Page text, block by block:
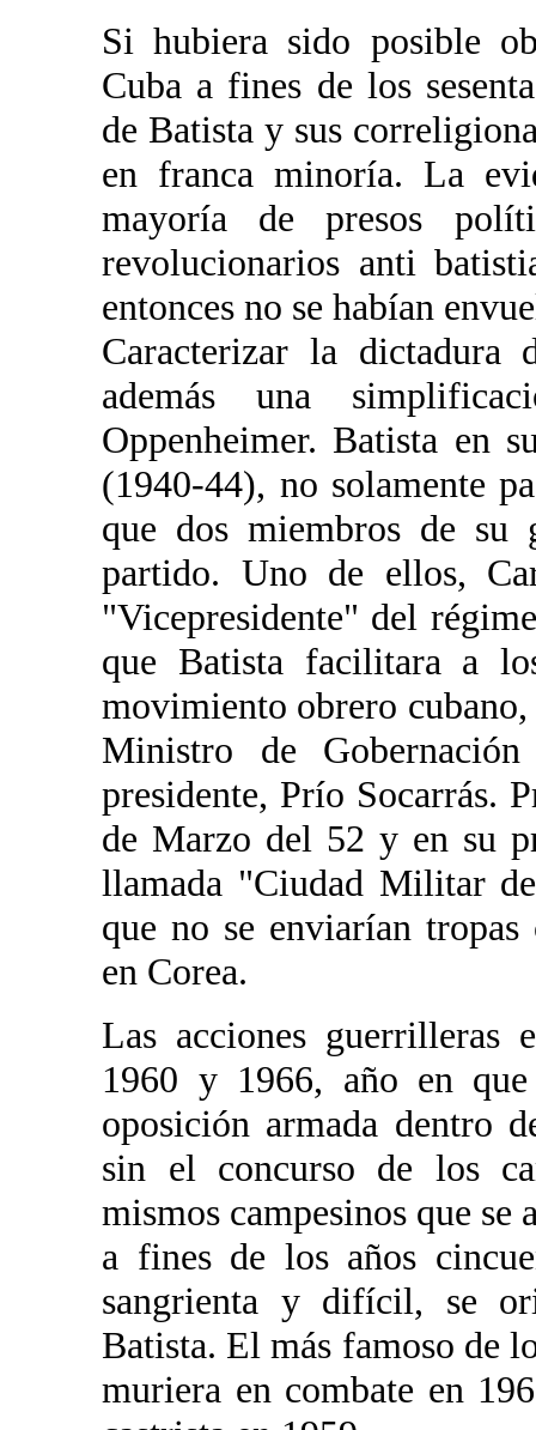
Si hubiera sido posible
Cuba a fines de los
de Batista y sus
en franca minoría. La
mayoría de presos
revolucionarios anti
entonces no se habían
Caracterizar la dictadura
además una
Oppenheimer. Batista en
(1940-44), no solamente
que dos miembros de su
partido. Uno de ellos,
"Vicepresidente" del
que Batista facilitara a
movimiento obrero
Ministro de
presidente, Prío Socarrás.
de Marzo del 52 y en su
llamada "Ciudad Militar
que no se enviarían
en Corea.
Las acciones guerrilleras
1960 y 1966, año en
oposición armada dentro
sin el concurso de los
mismos campesinos que se
a fines de los años
sangrienta y difícil, se
Batista. El más famoso de
muriera en combate en